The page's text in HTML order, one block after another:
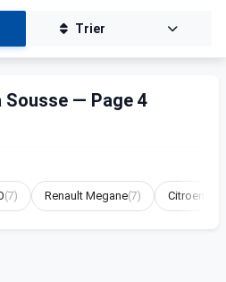
Trier
— Page 4
(7) Renault Megane(7) Citroen